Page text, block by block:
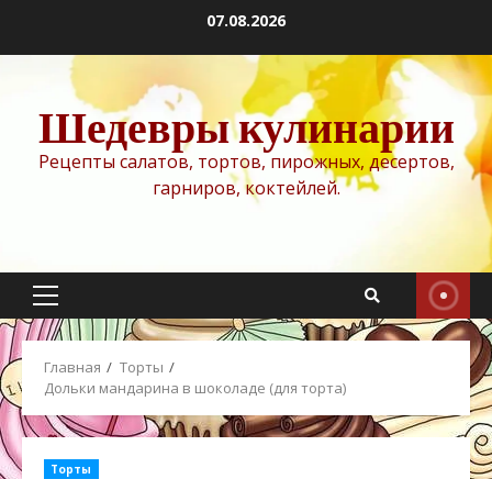
содержимому
07.08.2026
Шедевры кулинарии
Рецепты салатов, тортов, пирожных, десертов,
гарниров, коктейлей.
Основное
меню
Главная
Торты
Дольки мандарина в шоколаде (для торта)
Торты